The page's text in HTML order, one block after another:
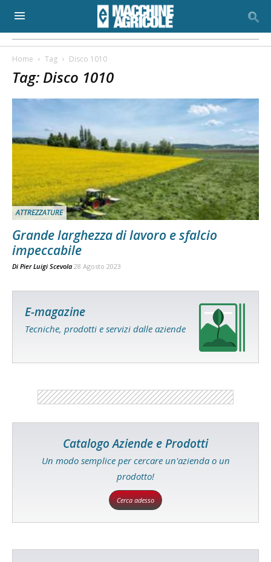
Home Tag Disco 1010
Tag: Disco 1010
ATTREZZATURE
Grande larghezza di lavoro e sfalcio
impeccabile
Di Pier Luigi Scevola 28 Agosto 2023
E-magazine
Tecniche, prodotti e servizi dalle aziende
Catalogo Aziende e Prodotti
Un modo semplice per cercare un'azienda o un
prodotto!
Cerca adesso